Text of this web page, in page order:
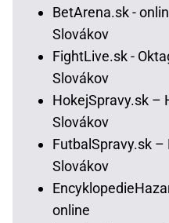
BetArena.sk -
Slovákov
FightLive.sk -
Slovákov
HokejSpravy.sk –
Slovákov
FutbalSpravy.sk
Slovákov
online